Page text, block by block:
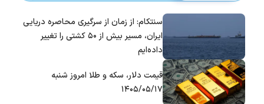
سنتکام: از زمان از سرگیری محاصره دریایی
ایران، مسیر بیش از ۵۰ کشتی را تغییر
داده‌ایم
قیمت دلار، سکه و طلا امروز شنبه
۱۴۰۵/۰۵/۱۷